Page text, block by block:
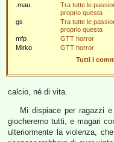
.mau.
Tra tutte le
proprio questa
gs
Tra tutte le
proprio questa
mfp
GTT horror
Mirko
GTT horror
Tutti i
calcio, né di vita.
Mi dispiace per ragazzi
giocheremo tutti, e magari
ulteriormente la violenza,